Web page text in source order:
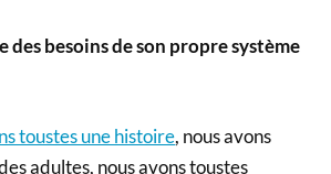
des besoins de son propre système
toustes une histoire, nous avons
adultes, nous avons toustes